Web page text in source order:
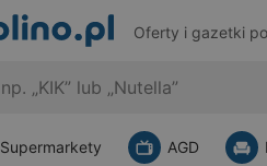
Oferty i gazetki
Supermarkety AGD